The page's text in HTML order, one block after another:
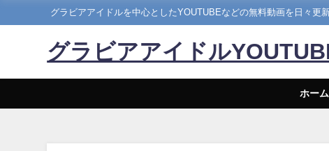
グラビアアイドルを中心としたYOUTUBEなどの無料動画を日々更新
グラビアアイドル
ホーム